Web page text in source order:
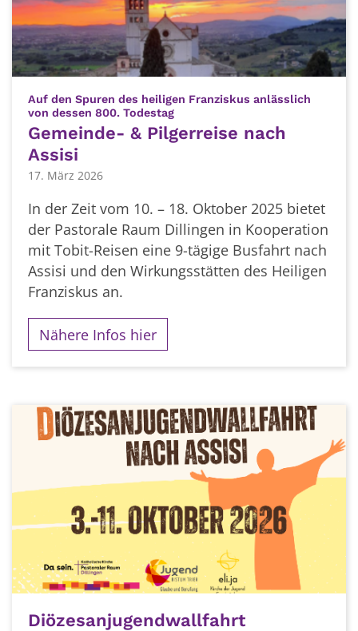
Auf den Spuren des heiligen Franziskus anlässlich
von dessen 800. Todestag:
Gemeinde- & Pilgerreise nach
Assisi
17. März 2026
In der Zeit vom 10. – 18. Oktober 2025 bietet
der Pastorale Raum Dillingen in Kooperation
mit Tobit-Reisen eine 9-tägige Busfahrt nach
Assisi und den Wirkungsstätten des Heiligen
Franziskus an.
Nähere Infos hier
Diözesanjugendwallfahrt